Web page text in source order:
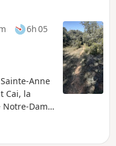
6h 05
Anne
Cai, la
Dame
sur le plus